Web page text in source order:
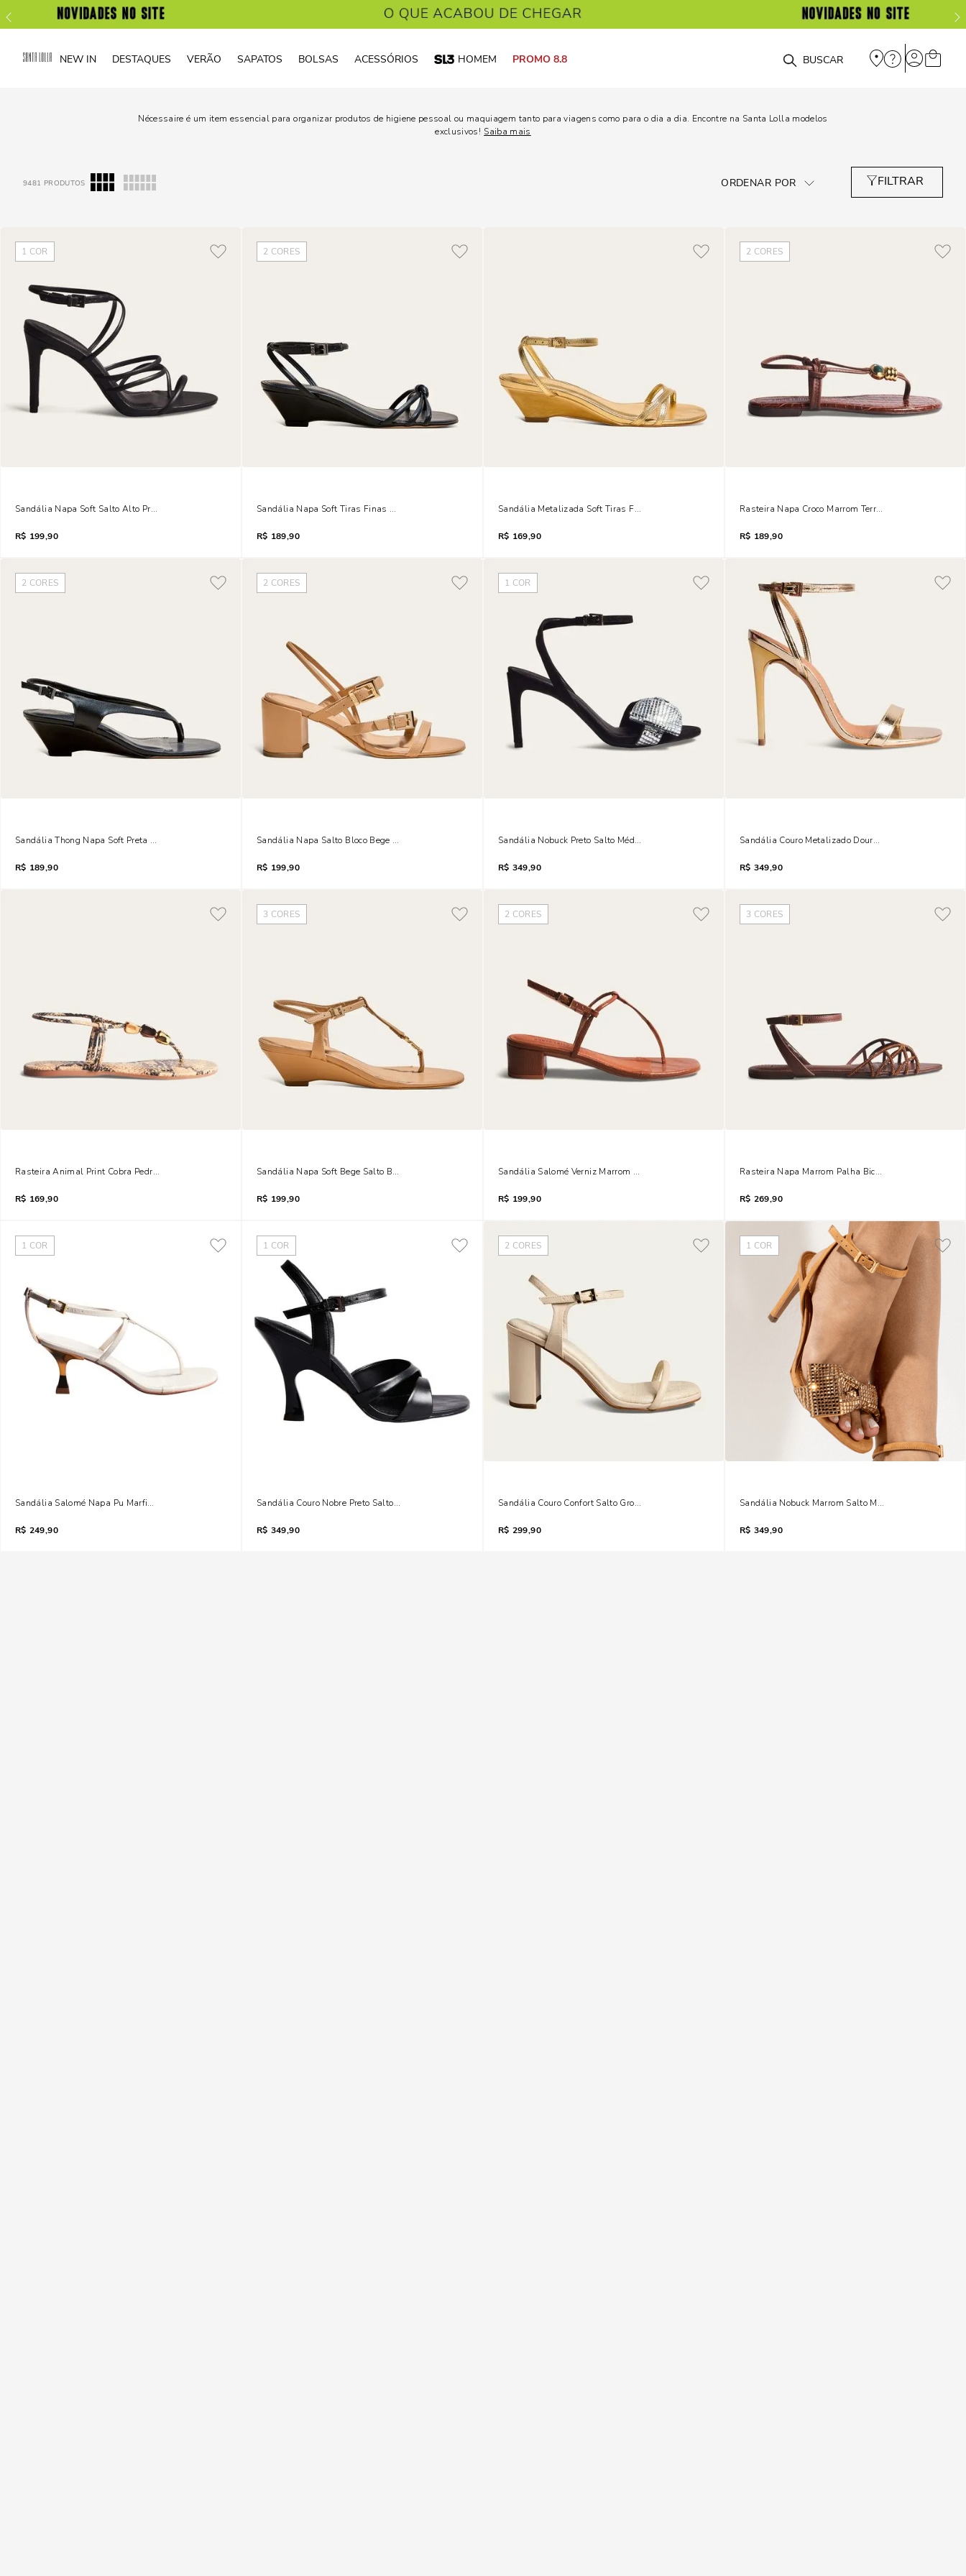
NEW IN DESTAQUES VERÃO SAPATOS BOLSAS ACESSÓRIOS HOMEM PROMO 8.8 O que você está procurando?
Nécessaire é um item essencial para organizar produtos de higiene pessoal ou maquiagem tanto para viagens como para o dia a dia. Encontre na Santa Lolla modelos
exclusivos! Saiba mais
9481 PRODUTOS
1 COR
Sandália Napa Soft Salto Alto Preto Tiras Finas
R$ 199,90
2 CORES
Sandália Napa Soft Tiras Finas Preta Salto Anabela
R$ 189,90
Sandália Metalizada Soft Tiras Finas Dourada Anabela
R$ 169,90
2 CORES
Rasteira Napa Croco Marrom Terra Metal
R$ 189,90
2 CORES
Sandália Thong Napa Soft Preta Salto Anabela
R$ 189,90
2 CORES
Sandália Napa Salto Bloco Bege Tiras Fivelas
R$ 199,90
1 COR
Sandália Nobuck Preto Salto Médio Laço Brilho
R$ 349,90
Sandália Couro Metalizado Dourado Salto Alto
R$ 349,90
Rasteira Animal Print Cobra Pedraria
R$ 169,90
3 CORES
Sandália Napa Soft Bege Salto Baixo Anabela
R$ 199,90
2 CORES
Sandália Salomé Verniz Marrom Salto Bloco
R$ 199,90
3 CORES
Rasteira Napa Marrom Palha Bico Folha Brilho
R$ 269,90
1 COR
Sandália Salomé Napa Pu Marfim Salto Baixo
R$ 249,90
1 COR
Sandália Couro Nobre Preto Salto Alto Geométrico
R$ 349,90
2 CORES
Sandália Couro Confort Salto Grosso Marfim Croco
R$ 299,90
1 COR
Sandália Nobuck Marrom Salto Médio Laço Brilho
R$ 349,90